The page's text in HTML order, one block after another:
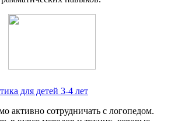
для детей 3-4 лет
активно сотрудничать с логопедом.